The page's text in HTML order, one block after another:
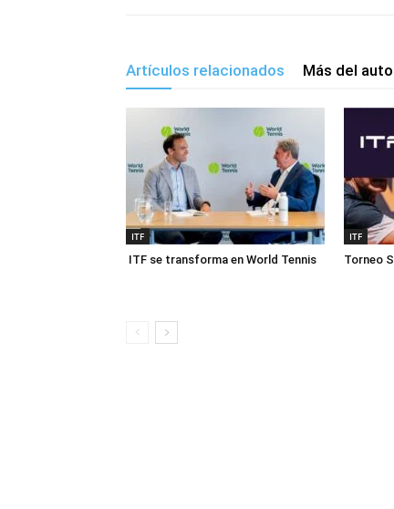
Artículos relacionados Más del
ITF
ITF se transforma en World Tennis
ITF
Torneo